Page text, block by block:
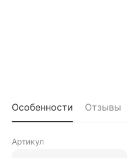
Особенности Отзывы
Артикул